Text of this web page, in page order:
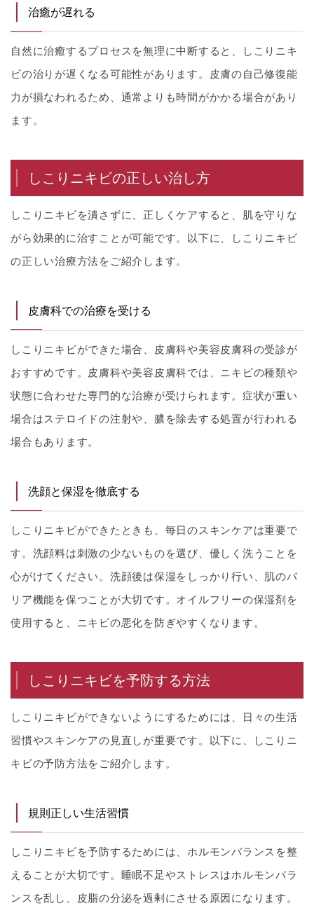
治癒が遅れる
自然に治癒するプロセスを無理に中断すると、しこりニキ
ビの治りが遅くなる可能性があります。皮膚の自己修復能
力が損なわれるため、通常よりも時間がかかる場合があり
ます。
しこりニキビの正しい治し方
しこりニキビを潰さずに、正しくケアすると、肌を守りな
がら効果的に治すことが可能です。以下に、しこりニキビ
の正しい治療方法をご紹介します。
皮膚科での治療を受ける
しこりニキビができた場合、皮膚科や美容皮膚科の受診が
おすすめです。皮膚科や美容皮膚科では、ニキビの種類や
状態に合わせた専門的な治療が受けられます。症状が重い
場合はステロイドの注射や、膿を除去する処置が行われる
場合もあります。
洗顔と保湿を徹底する
しこりニキビができたときも、毎日のスキンケアは重要で
す。洗顔料は刺激の少ないものを選び、優しく洗うことを
心がけてください。洗顔後は保湿をしっかり行い、肌のバ
リア機能を保つことが大切です。オイルフリーの保湿剤を
使用すると、ニキビの悪化を防ぎやすくなります。
しこりニキビを予防する方法
しこりニキビができないようにするためには、日々の生活
習慣やスキンケアの見直しが重要です。以下に、しこりニ
キビの予防方法をご紹介します。
規則正しい生活習慣
しこりニキビを予防するためには、ホルモンバランスを整
えることが大切です。睡眠不足やストレスはホルモンバラ
ンスを乱し、皮脂の分泌を過剰にさせる原因になります。